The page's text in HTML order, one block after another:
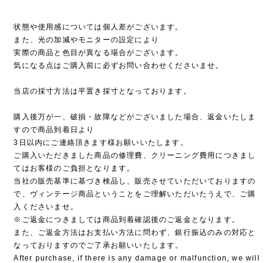
状態や使用感については個人差がございます。
また、光の加減やモニターの設定により
実際の商品と色目が異なる場合がございます。
気になる点はご購入前に必ずお問い合わせくださいませ。
当店の採寸方法は平置き採寸となっております。
購入後万が一、破損・故障などがございました場合、返金いたしま
すので商品到着日より
3日以内にご連絡頂きます様お願いいたします。
ご購入いただきました商品の修理費、クリーニング費用につきまし
てはお客様のご負担となります。
当社の販売基準に基づき検品し、販売させていただいておりますの
で、ヴィンテージ商品ということをご理解いただいたうえで、ご購
入くださいませ。
※ご返金につきましては商品到着確認後のご返金となります。
また、ご返金方法はお支払い方法に問わず、銀行振込のみの対応と
なっておりますのでご了承お願いいたします。
After purchase, if there is any damage or malfunction, we will